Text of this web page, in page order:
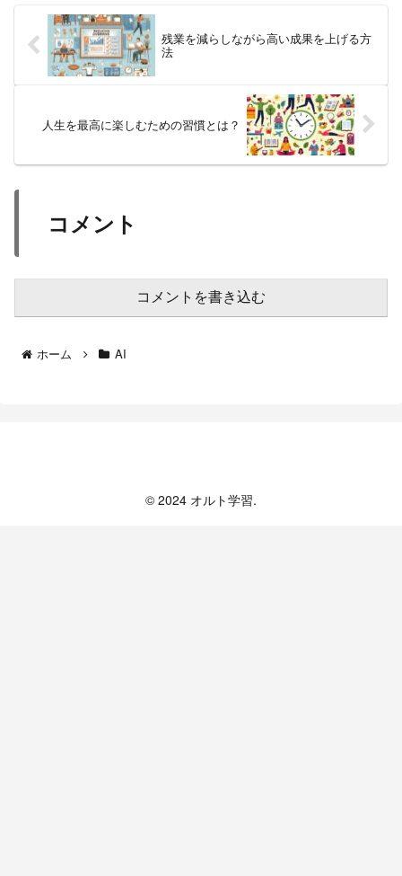
残業を減らしながら高い成果を上げる方
法
人生を最高に楽しむための習慣とは？
コメント
コメントを書き込む
ホーム AI
© 2024 オルト学習.